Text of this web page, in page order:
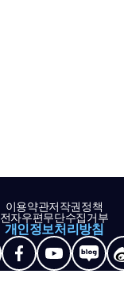
이용약관저작권정책
전자우편무단수집거부
개인정보처리방침